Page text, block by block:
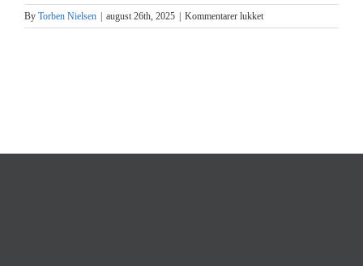
By Torben Nielsen | august 26th, 2025 | Kommentarer lukkettil
IMG_0285